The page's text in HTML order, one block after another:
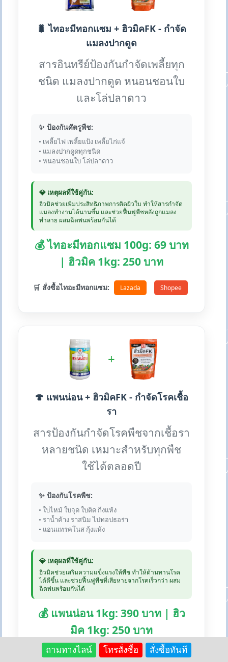
🐛 ไทอะมีทอกแซม + ฮิวมิคFK - กำจัด
แมลงปากดูด
สารอินทรีย์ป้องกันกำจัดเพลี้ยทุก
ชนิด แมลงปากดูด หนอนชอนใบ
และโล่ปลาดาว
✨ ป้องกันศัตรูพืช:
• เพลี้ยไฟ เพลี้ยแป้ง เพลี้ยไก่แจ้
• แมลงปากดูดทุกชนิด
• หนอนชอนใบ โล่ปลาดาว
💎 เหตุผลที่ใช้คู่กัน:
ฮิวมิคช่วยเพิ่มประสิทธิภาพการติดผิวใบ ทำให้สารกำจัด
แมลงทำงานได้นานขึ้น และช่วยฟื้นฟูพืชหลังถูกแมลง
ทำลาย ผสมฉีดพ่นพร้อมกันได้
💰 ไทอะมีทอกแซม 100g: 69 บาท
| ฮิวมิค 1kg: 250 บาท
🛒 สั่งซื้อไทอะมีทอกแซม: Lazada Shopee
+
🍄 แพนน่อน + ฮิวมิคFK - กำจัดโรคเชื้อ
รา
สารป้องกันกำจัดโรคพืชจากเชื้อรา
หลายชนิด เหมาะสำหรับทุกพืช
ใช้ได้ตลอดปี
✨ ป้องกันโรคพืช:
• ใบไหม้ ใบจุด ใบติด กิ่งแห้ง
• ราน้ำค้าง ราสนิม ไปทอปธอร่า
• แอนแทรคโนส กุ้งแห้ง
💎 เหตุผลที่ใช้คู่กัน:
ฮิวมิคช่วยเสริมความแข็งแรงให้พืช ทำให้ต้านทานโรค
ได้ดีขึ้น และช่วยฟื้นฟูพืชที่เสียหายจากโรคเร็วกว่า ผสม
ฉีดพ่นพร้อมกันได้
💰 แพนน่อน 1kg: 390 บาท | ฮิว
มิค 1kg: 250 บาท
🛒 สั่งซื้อแพนน่อน: Lazada Shopee
ถามทางไลน์ โทรสั่งซื้อ สั่งซื้อทันที